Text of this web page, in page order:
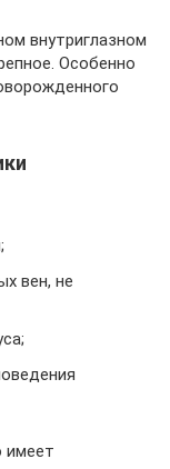
внутриглазном
Особенно
вен, не
имеет